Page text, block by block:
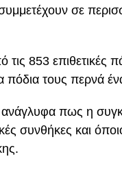
σε
τις 853 επιθετικές
τους περνά
πως η
συνθήκες και